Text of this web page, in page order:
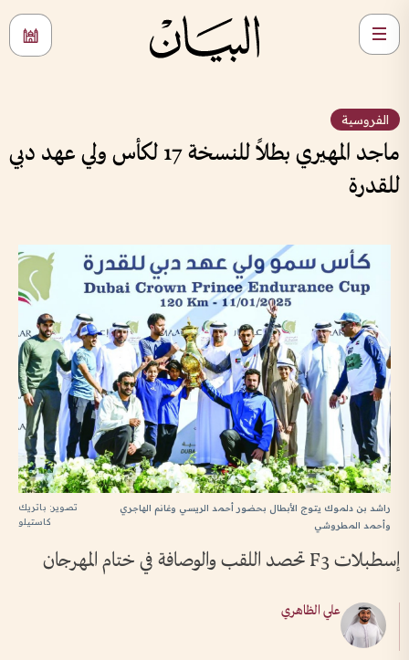
الفروسية
ماجد المهيري بطلاً للنسخة 17 لكأس ولي عهد دبي
للقدرة
تصوير: باتريك
كاستيلو
راشد بن دلموك يتوج الأبطال بحضور أحمد الريسي وغانم الهاجري
وأحمد المطروشي
إسطبلات F3 تحصد اللقب والوصافة في ختام المهرجان
علي الظاهري